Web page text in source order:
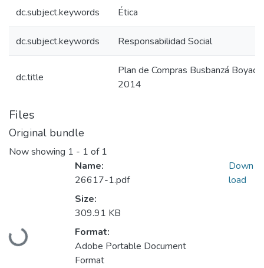
dc.subject.keywords Ética
dc.subject.keywords Responsabilidad Social
dc.title
Plan de Compras Busbanzá
2014
Files
Original bundle
Now showing 1 - 1 of 1
Loading...
Name:
26617-1.pdf
Size:
309.91 KB
Format:
Adobe Portable Document
Format
Down
load